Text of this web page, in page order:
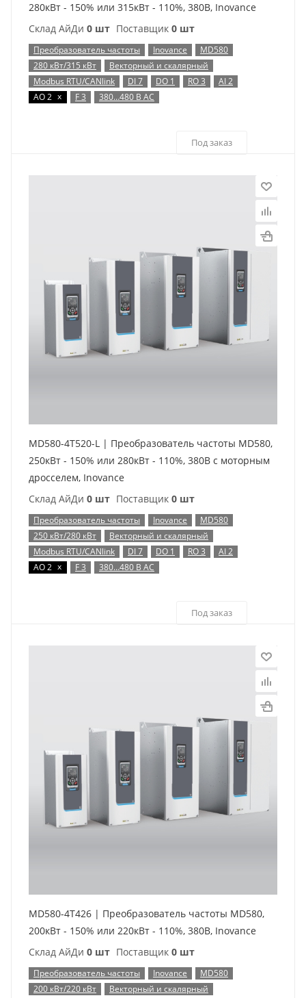
280кВт - 150% или 315кВт - 110%, 380В, Inovance
Склад АйДи 0 шт Поставщик 0 шт
Преобразователь частоты Inovance
MD580
280 кВт/315 кВт
Векторный и скалярный
Modbus RTU/CANlink
DI 7 DO 1 RO 3
AI 2
AO 2 x F 3 380…480 В AC
Под заказ
MD580-4T520-L | Преобразователь частоты MD580,
250кВт - 150% или 280кВт - 110%, 380В с моторным
дросселем, Inovance
Склад АйДи 0 шт Поставщик 0 шт
Преобразователь частоты Inovance
MD580
250 кВт/280 кВт
Векторный и скалярный
Modbus RTU/CANlink
DI 7 DO 1 RO 3
AI 2
AO 2 x F 3 380…480 В AC
Под заказ
MD580-4T426 | Преобразователь частоты MD580,
200кВт - 150% или 220кВт - 110%, 380В, Inovance
Склад АйДи 0 шт Поставщик 0 шт
Преобразователь частоты Inovance
MD580
200 кВт/220 кВт
Векторный и скалярный